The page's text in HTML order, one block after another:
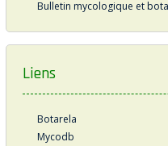
Bulletin mycologique et
Liens
Botarela
Mycodb